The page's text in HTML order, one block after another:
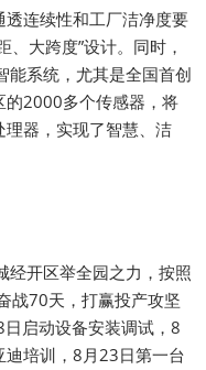
连续性和工厂洁净度要
大跨度”设计。同时，
能系统，尤其是全国首创
的2000多个传感器，将
器，实现了智慧、洁
经开区举全园之力，按照
战70天，打赢投产攻坚
启动设备安装调试，8
培训，8月23日第一台